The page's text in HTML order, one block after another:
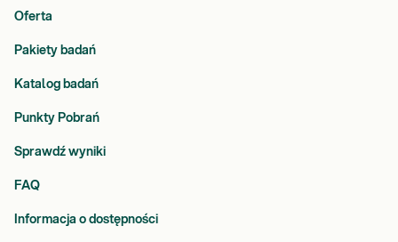
Oferta
Pakiety badań
Katalog badań
Punkty Pobrań
Sprawdź wyniki
FAQ
Informacja o dostępności